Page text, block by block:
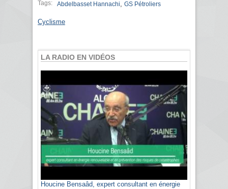
Tags: Abdelbasset Hannachi GS Pétroliers
Cyclisme
LA RADIO EN VIDÉOS
Houcine Bensaâd, expert consultant en énergie